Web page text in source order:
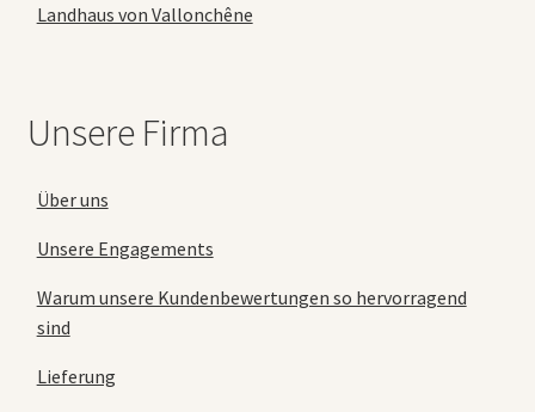
Landhaus von Vallonchêne
Unsere Firma
Über uns
Unsere Engagements
Warum unsere Kundenbewertungen so hervorragend
sind
Lieferung